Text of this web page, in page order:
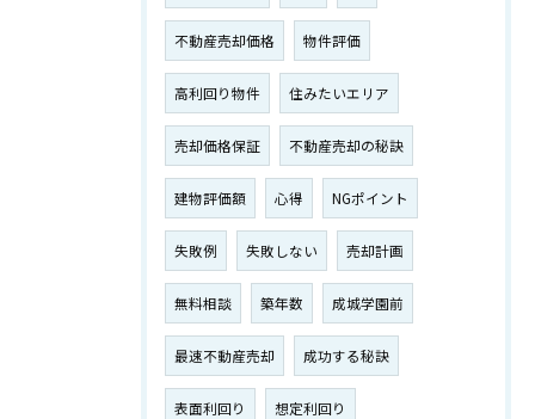
不動産売却価格 物件評価
高利回り物件 住みたいエリア
売却価格保証 不動産売却の秘訣
建物評価額 心得 NGポイント
失敗例 失敗しない 売却計画
無料相談 築年数 成城学園前
最速不動産売却 成功する秘訣
表面利回り 想定利回り